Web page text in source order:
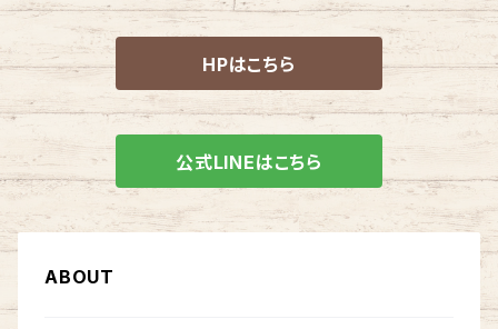
HPはこちら
公式LINEはこちら
ABOUT